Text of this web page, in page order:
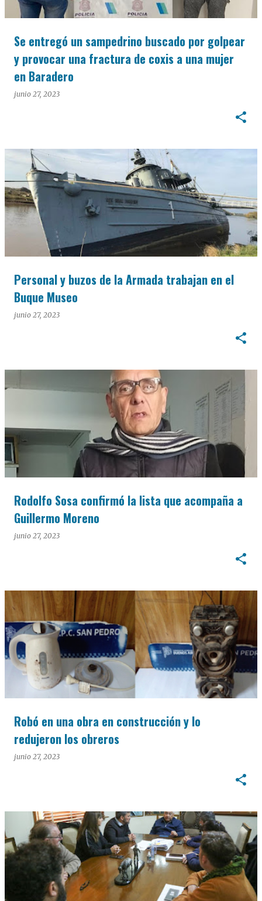
Se entregó un sampedrino buscado por golpear
y provocar una fractura de coxis a una mujer
en Baradero
junio 27, 2023
Personal y buzos de la Armada trabajan en el
Buque Museo
junio 27, 2023
Rodolfo Sosa confirmó la lista que acompaña a
Guillermo Moreno
junio 27, 2023
Robó en una obra en construcción y lo
redujeron los obreros
junio 27, 2023